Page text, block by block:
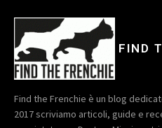
FIND
Find the Frenchie è un blog
2017 scriviamo articoli, guide e